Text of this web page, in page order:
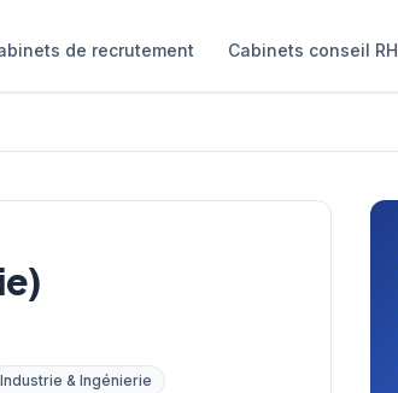
de recrutement Cabinets conseil RH
Industrie & Ingénierie